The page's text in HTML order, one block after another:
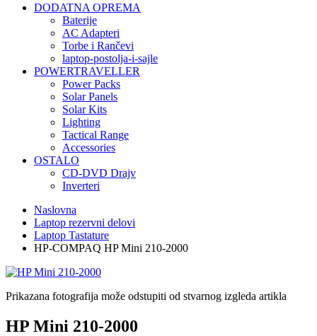
DODATNA OPREMA
Baterije
AC Adapteri
Torbe i Rančevi
laptop-postolja-i-sajle
POWERTRAVELLER
Power Packs
Solar Panels
Solar Kits
Lighting
Tactical Range
Accessories
OSTALO
CD-DVD Drajv
Inverteri
Naslovna
Laptop rezervni delovi
Laptop Tastature
HP-COMPAQ HP Mini 210-2000
Prikazana fotografija može odstupiti od stvarnog izgleda artikla
HP Mini 210-2000